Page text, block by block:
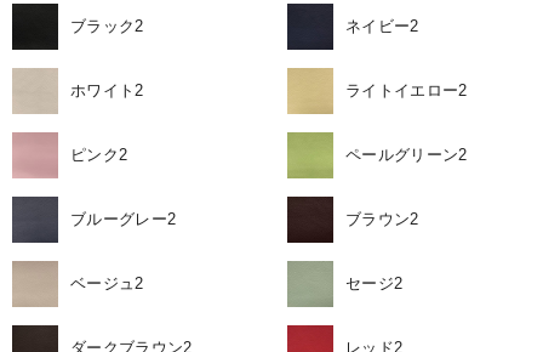
ブラック2 ネイビー2
ホワイト2 ライトイエロー2
ピンク2 ペールグリーン2
ブルーグレー2 ブラウン2
ベージュ2 セージ2
ダークブラウン2 レッド2